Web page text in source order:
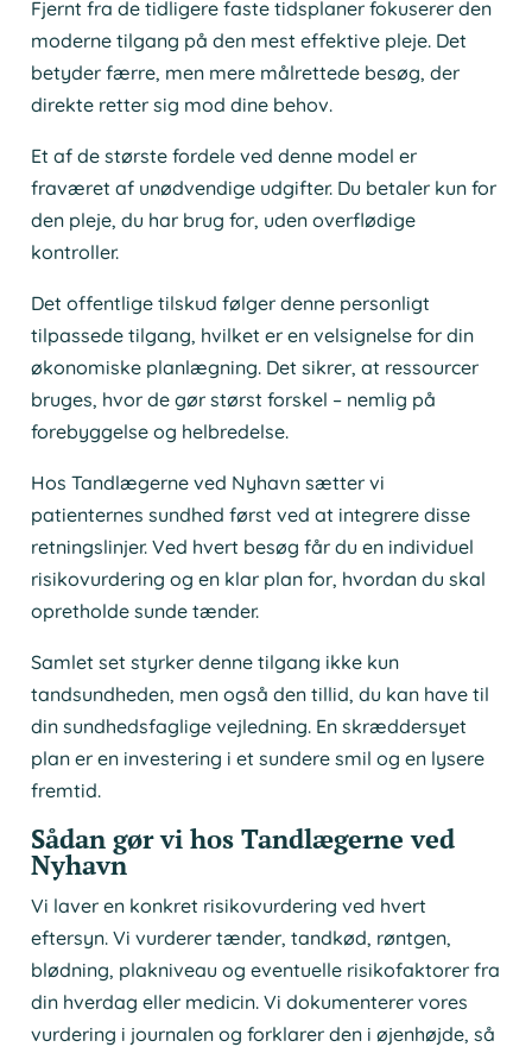
Fjernt fra de tidligere faste tidsplaner fokuserer den
moderne tilgang på den mest effektive pleje. Det
betyder færre, men mere målrettede besøg, der
direkte retter sig mod dine behov.
Et af de største fordele ved denne model er
fraværet af unødvendige udgifter. Du betaler kun for
den pleje, du har brug for, uden overflødige
kontroller.
Det offentlige tilskud følger denne personligt
tilpassede tilgang, hvilket er en velsignelse for din
økonomiske planlægning. Det sikrer, at ressourcer
bruges, hvor de gør størst forskel – nemlig på
forebyggelse og helbredelse.
Hos Tandlægerne ved Nyhavn sætter vi
patienternes sundhed først ved at integrere disse
retningslinjer. Ved hvert besøg får du en individuel
risikovurdering og en klar plan for, hvordan du skal
opretholde sunde tænder.
Samlet set styrker denne tilgang ikke kun
tandsundheden, men også den tillid, du kan have til
din sundhedsfaglige vejledning. En skræddersyet
plan er en investering i et sundere smil og en lysere
fremtid.
Sådan gør vi hos Tandlægerne ved
Nyhavn
Vi laver en konkret risikovurdering ved hvert
eftersyn. Vi vurderer tænder, tandkød, røntgen,
blødning, plakniveau og eventuelle risikofaktorer fra
din hverdag eller medicin. Vi dokumenterer vores
vurdering i journalen og forklarer den i øjenhøjde, så